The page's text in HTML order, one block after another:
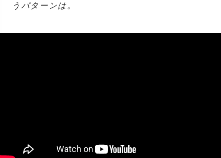
うパターンは。